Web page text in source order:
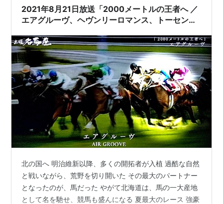
で、同時併用できないの…
2021年8月21日放送「2000メートルの王者へ ／
エアグルーヴ、ヘヴンリーロマンス、トーセンジ
北の国へ 明治維新以降、多くの開拓者が入植 過酷な自然
と戦いながら、荒野を切り開いた その最大のパートナー
となったのが、馬だった やがて北海道は、馬の一大産地
として名を馳せ、競馬も盛んになる 夏最大のレース 強豪